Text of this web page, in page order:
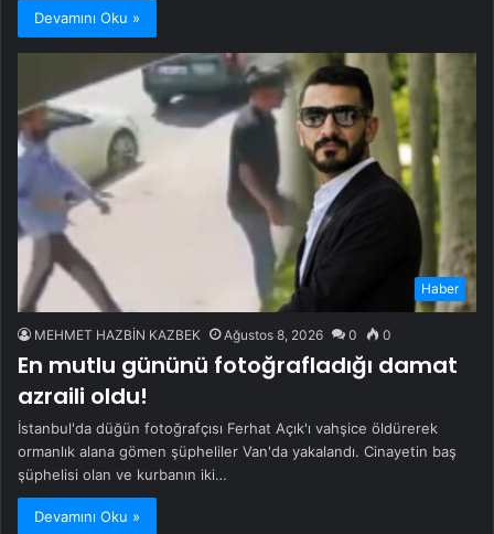
Devamını Oku »
Haber
MEHMET HAZBİN KAZBEK Ağustos 8, 2026 0 0
En mutlu gününü fotoğrafladığı damat
azraili oldu!
İstanbul'da düğün fotoğrafçısı Ferhat Açık'ı vahşice öldürerek
ormanlık alana gömen şüpheliler Van'da yakalandı. Cinayetin baş
şüphelisi olan ve kurbanın iki…
Devamını Oku »